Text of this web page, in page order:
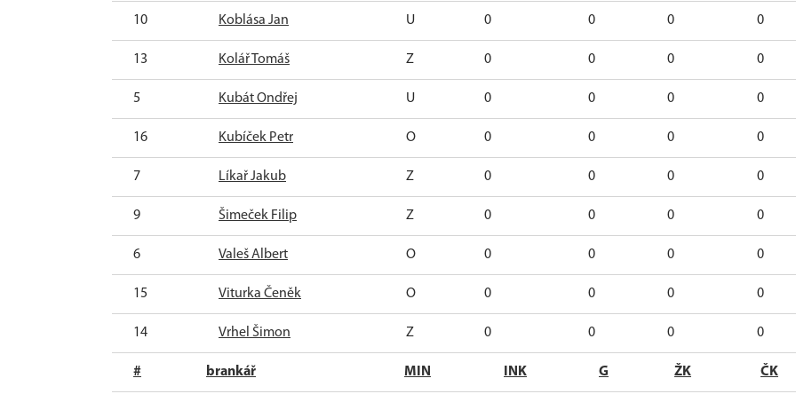
10 Koblása Jan U 0 0 0 0
13 Kolář Tomáš Z 0 0 0 0
5 Kubát Ondřej U 0 0 0 0
16 Kubíček Petr O 0 0 0 0
7 Líkař Jakub Z 0 0 0 0
9 Šimeček Filip Z 0 0 0 0
6 Valeš Albert O 0 0 0 0
15 Viturka Čeněk O 0 0 0 0
14 Vrhel Šimon Z 0 0 0 0
# brankář MIN INK G ŽK ČK